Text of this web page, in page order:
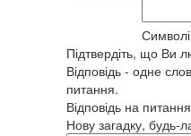
Підтвердіть, що Ви
Відповідь - одне
питання.
Відповідь на
Нову загадку, будь-